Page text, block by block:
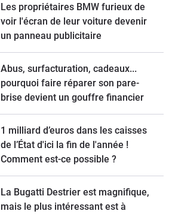
Les propriétaires BMW furieux de
voir l'écran de leur voiture devenir
un panneau publicitaire
Abus, surfacturation, cadeaux...
pourquoi faire réparer son pare-
brise devient un gouffre financier
1 milliard d’euros dans les caisses
de l’État d'ici la fin de l'année !
Comment est-ce possible ?
La Bugatti Destrier est magnifique,
mais le plus intéressant est à